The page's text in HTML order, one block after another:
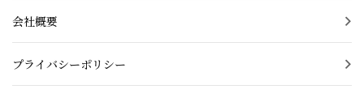
会社概要
プライバシーポリシー